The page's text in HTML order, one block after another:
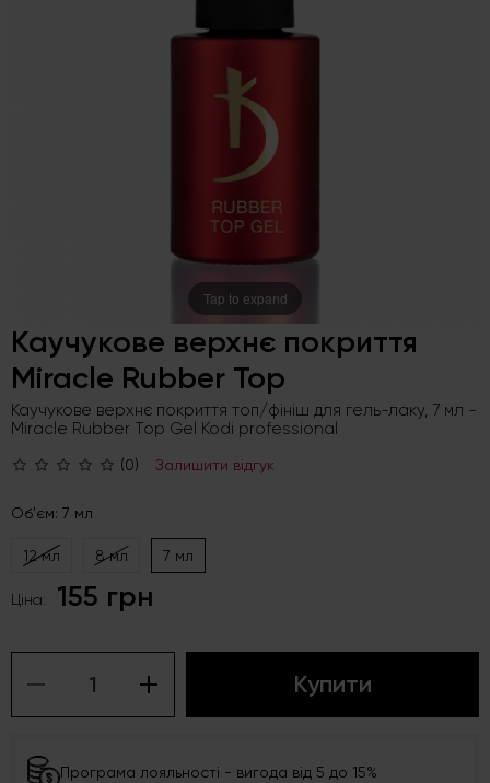
Tap to expand
Каучукове верхнє покриття
Miracle Rubber Top
Каучукове верхнє покриття топ/фініш для гель-лаку, 7 мл -
Miracle Rubber Top Gel Kodi professional
(0) Залишити відгук
Об'єм: 7 мл
12 мл 8 мл 7 мл
Ціна: 155 грн
Купити
Програма лояльності - вигода від 5 до 15%